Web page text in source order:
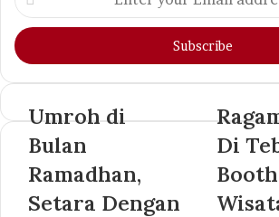
your
Email
address
Umroh di
Bulan
Ramadhan,
Setara Dengan
Di